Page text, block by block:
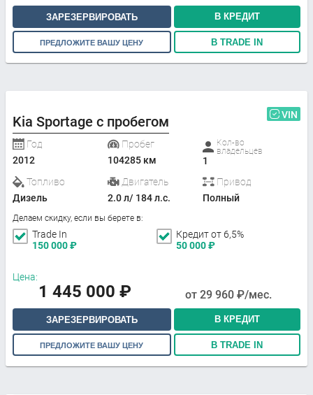
ЗАРЕЗЕРВИРОВАТЬ В КРЕДИТ
ПРЕДЛОЖИТЕ ВАШУ ЦЕНУ В TRADE IN
Kia Sportage с пробегом VIN
Год
2012
Пробег
104285 км
Кол-во
владельцев
1
Топливо
Дизель
Двигатель
2.0 л/ 184 л.с.
Привод
Полный
Делаем скидку, если вы берете в:
Trade In
150 000₽
Кредит от 6,5%
50 000₽
Цена:
1 445 000 ₽ от 29 960 ₽/мес.
ЗАРЕЗЕРВИРОВАТЬ В КРЕДИТ
ПРЕДЛОЖИТЕ ВАШУ ЦЕНУ В TRADE IN